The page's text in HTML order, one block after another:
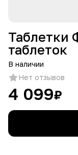
Таблетки
таблеток
В наличии
Нет отзывов
4 099₽